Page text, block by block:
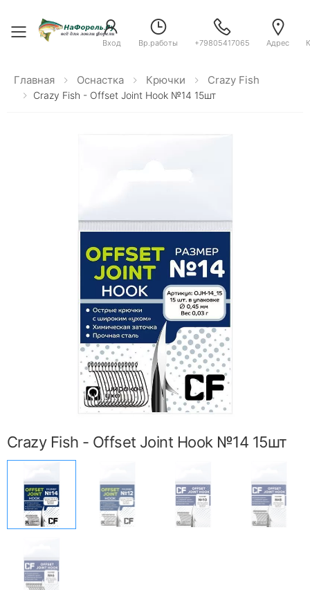
Toggle menu
Вход Вр.работы +79805417065 Адрес
Главная Оснастка Крючки Crazy Fish
Crazy Fish - Offset Joint Hook №14 15шт
Crazy Fish - Offset Joint Hook №14 15шт